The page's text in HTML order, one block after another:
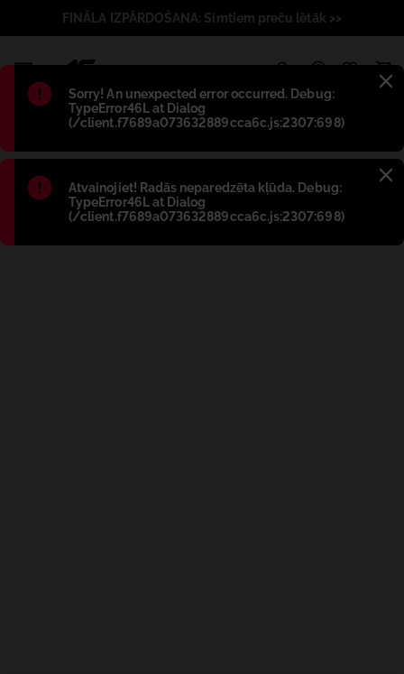
Błąd:
Sorry! An unexpected error occurred. Debug:
TypeError46L at Dialog
(/client.f7689a073632889cca6c.js:2307:698)
Błąd:
Atvainojiet! Radās neparedzēta kļūda. Debug:
TypeError46L at Dialog
(/client.f7689a073632889cca6c.js:2307:698)
FINĀLA IZPĀRDOŠANA: Simtiem preču lētāk >>